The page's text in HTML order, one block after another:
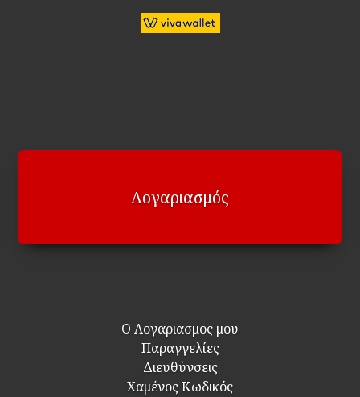
Λογαριασμός
Ο Λογαριασμος μου
Παραγγελίες
Διευθύνσεις
Χαμένος Κωδικός